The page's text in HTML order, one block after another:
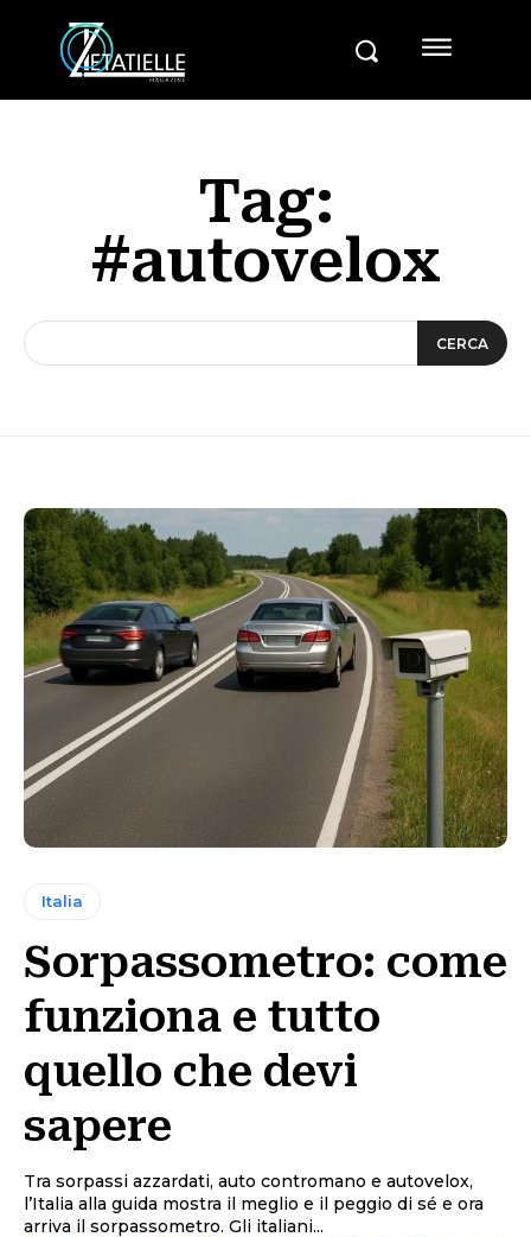
Tag:
#autovelox
CERCA
Italia
Sorpassometro: come
funziona e tutto
quello che devi
sapere
Tra sorpassi azzardati, auto contromano e autovelox,
l’Italia alla guida mostra il meglio e il peggio di sé e ora
arriva il sorpassometro. Gli italiani...